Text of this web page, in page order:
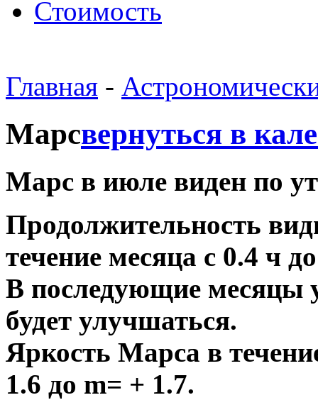
Стоимость
Главная -
Марсвернуться в
Марс в июле виден по
Продолжительность
течение месяца с 0.4 ч
В последующие месяцы
будет улучшаться.
Яркость Марса в
1.6 до m= + 1.7.